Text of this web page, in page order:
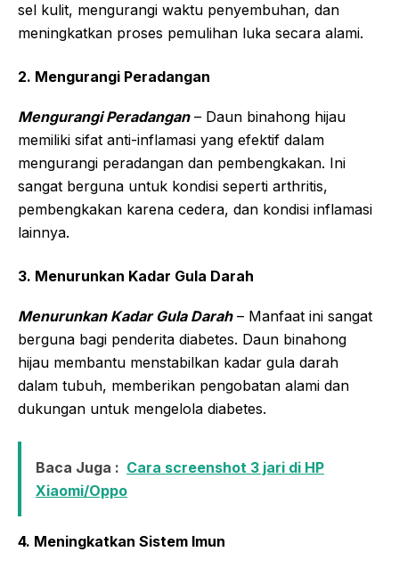
sel kulit, mengurangi waktu penyembuhan, dan
meningkatkan proses pemulihan luka secara alami.
2. Mengurangi Peradangan
Mengurangi Peradangan– Daun binahong hijau
memiliki sifat anti-inflamasi yang efektif dalam
mengurangi peradangan dan pembengkakan. Ini
sangat berguna untuk kondisi seperti arthritis,
pembengkakan karena cedera, dan kondisi inflamasi
lainnya.
3. Menurunkan Kadar Gula Darah
Menurunkan Kadar Gula Darah– Manfaat ini sangat
berguna bagi penderita diabetes. Daun binahong
hijau membantu menstabilkan kadar gula darah
dalam tubuh, memberikan pengobatan alami dan
dukungan untuk mengelola diabetes.
Baca Juga : Cara screenshot 3 jari di HP
Xiaomi/Oppo
4. Meningkatkan Sistem Imun